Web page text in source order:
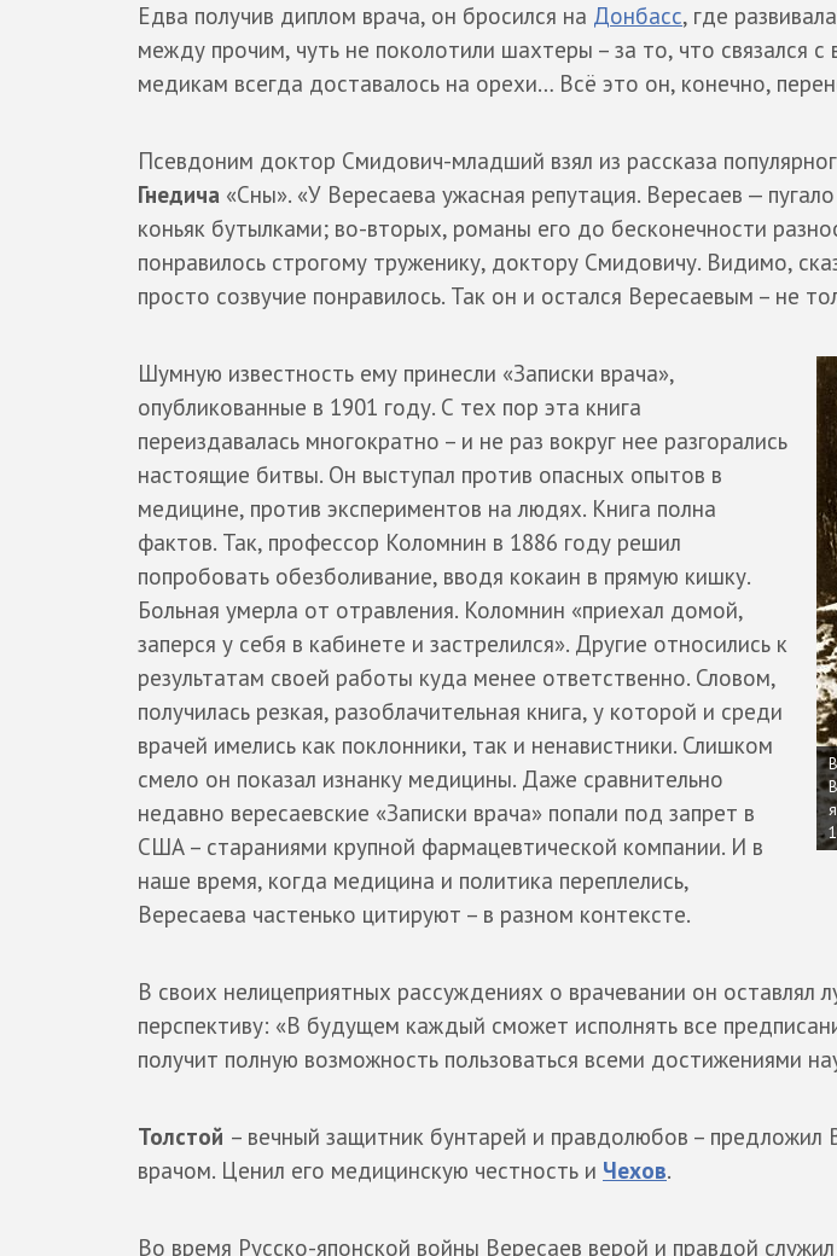
Едва получив диплом врача, он бросился на Донбасс, где
между прочим, чуть не поколотили шахтеры – за то, что связался
медикам всегда доставалось на орехи… Всё это он, конечно,
Псевдоним доктор Смидович-младший взял из рассказа
Гнедича «Сны». «У Вересаева ужасная репутация. Вересаев —
коньяк бутылками; во-вторых, романы его до бесконечности
понравилось строгому труженику, доктору Смидовичу. Видимо,
просто созвучие понравилось. Так он и остался Вересаевым – не
Шумную известность ему принесли «Записки врача»,
опубликованные в 1901 году. С тех пор эта книга
переиздавалась многократно – и не раз вокруг нее разгорались
настоящие битвы. Он выступал против опасных опытов в
медицине, против экспериментов на людях. Книга полна
фактов. Так, профессор Коломнин в 1886 году решил
попробовать обезболивание, вводя кокаин в прямую кишку.
Больная умерла от отравления. Коломнин «приехал домой,
заперся у себя в кабинете и застрелился». Другие относились к
результатам своей работы куда менее ответственно. Словом,
получилась резкая, разоблачительная книга, у которой и среди
врачей имелись как поклонники, так и ненавистники. Слишком
смело он показал изнанку медицины. Даже сравнительно
недавно вересаевские «Записки врача» попали под запрет в
США – стараниями крупной фармацевтической компании. И в
наше время, когда медицина и политика переплелись,
Вересаева частенько цитируют – в разном контексте.
В своих нелицеприятных рассуждениях о врачевании он оставлял
перспективу: «В будущем каждый сможет исполнять все
получит полную возможность пользоваться всеми достижениями
Толстой – вечный защитник бунтарей и правдолюбов – предложил
врачом. Ценил его медицинскую честность и Чехов.
Во время Русско-японской войны Вересаев верой и правдой